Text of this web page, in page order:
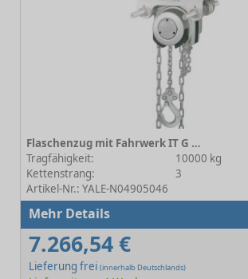
Flaschenzug mit Fahrwerk IT G ATEX 10000 B Haspelfahrwerk
Tragfähigkeit:
10000 kg
Kettenstrang:
3
Artikel-Nr.: YALE-N04905046
Mehr Details
7.266,54 €
Lieferung frei (innerhalb Deutschlands)